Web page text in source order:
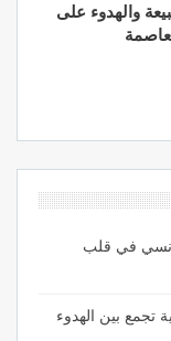
والهدوء على
في قلب
بين الهدوء